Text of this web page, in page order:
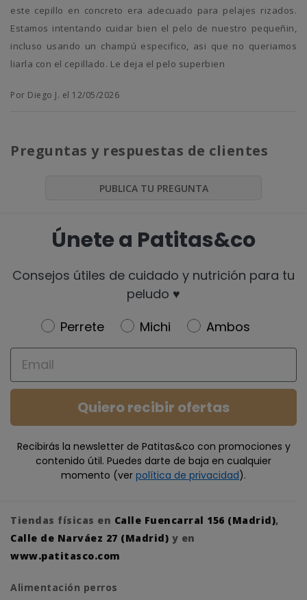
este cepillo en concreto era adecuado para pelajes rizados.
Estamos intentando cuidar bien el pelo de nuestro pequeñin,
incluso usando un champú especifico, asi que no queriamos
liarla con el cepillado. Le deja el pelo superbien
Por Diego J. el 12/05/2026
Preguntas y respuestas de clientes
PUBLICA TU PREGUNTA
Únete a Patitas&co
Consejos útiles de cuidado y nutrición para tu
peludo ♥️
Newsletter
Perrete Michi
Ambos
Email
Quiero recibir ofertas
Recibirás la newsletter de Patitas&co con promociones y
contenido útil. Puedes darte de baja en cualquier
momento (ver política de privacidad).
Tiendas físicas en Calle Fuencarral 156 (Madrid),
Calle de Narváez 27 (Madrid) y en
www.patitasco.com
Alimentación perros